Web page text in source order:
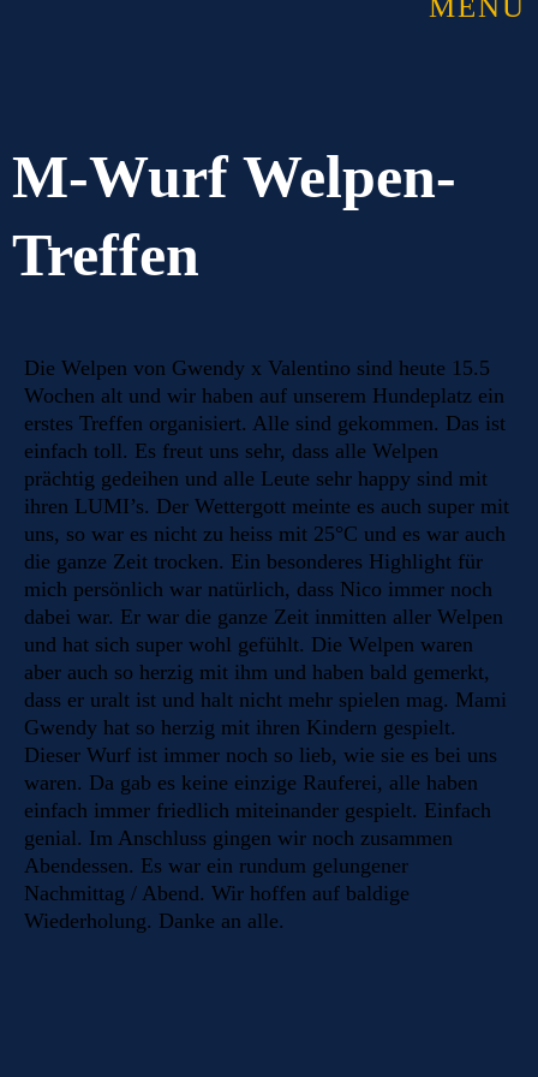
MENU
M-Wurf Welpen-
Treffen
Die Welpen von Gwendy x Valentino sind heute 15.5
Wochen alt und wir haben auf unserem Hundeplatz ein
erstes Treffen organisiert. Alle sind gekommen. Das ist
einfach toll. Es freut uns sehr, dass alle Welpen
prächtig gedeihen und alle Leute sehr happy sind mit
ihren LUMI’s. Der Wettergott meinte es auch super mit
uns, so war es nicht zu heiss mit 25°C und es war auch
die ganze Zeit trocken. Ein besonderes Highlight für
mich persönlich war natürlich, dass Nico immer noch
dabei war. Er war die ganze Zeit inmitten aller Welpen
und hat sich super wohl gefühlt. Die Welpen waren
aber auch so herzig mit ihm und haben bald gemerkt,
dass er uralt ist und halt nicht mehr spielen mag. Mami
Gwendy hat so herzig mit ihren Kindern gespielt.
Dieser Wurf ist immer noch so lieb, wie sie es bei uns
waren. Da gab es keine einzige Rauferei, alle haben
einfach immer friedlich miteinander gespielt. Einfach
genial. Im Anschluss gingen wir noch zusammen
Abendessen. Es war ein rundum gelungener
Nachmittag / Abend. Wir hoffen auf baldige
Wiederholung. Danke an alle.